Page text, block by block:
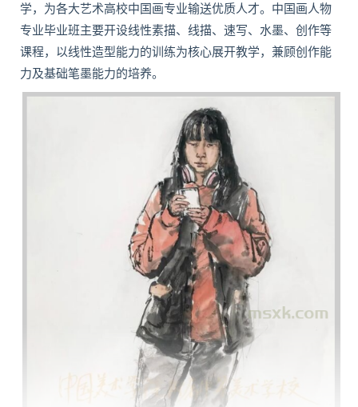
学，为各大艺术高校中国画专业输送优质人才。中国画人物
专业毕业班主要开设线性素描、线描、速写、水墨、创作等
课程，以线性造型能力的训练为核心展开教学，兼顾创作能
力及基础笔墨能力的培养。